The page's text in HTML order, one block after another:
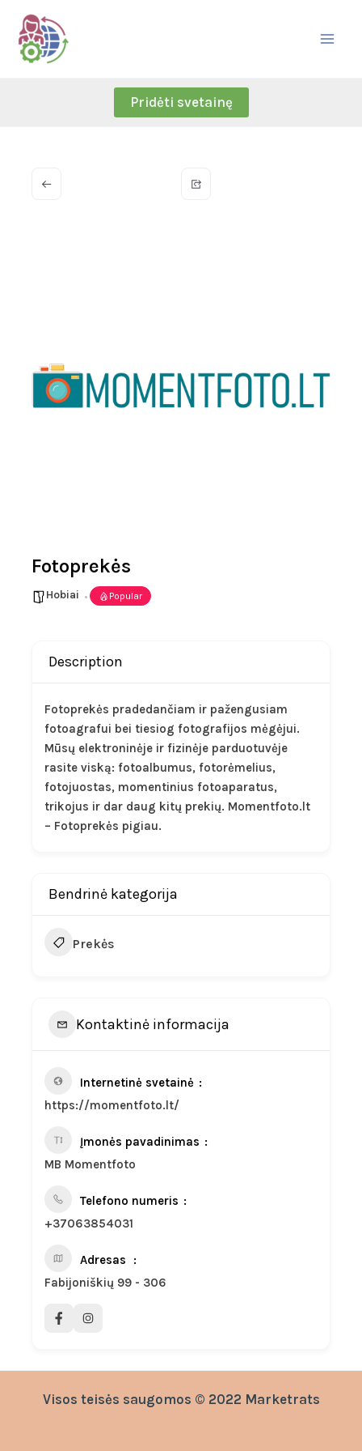
Skip
content
Pridėti svetainę
Fotoprekės
Hobiai Popular
Description
Fotoprekės pradedančiam ir pažengusiam
fotoagrafui bei tiesiog fotografijos mėgėjui.
Mūsų elektroninėje ir fizinėje parduotuvėje
rasite viską: fotoalbumus, fotorėmelius,
fotojuostas, momentinius fotoaparatus,
trikojus ir dar daug kitų prekių. Momentfoto.lt
– Fotoprekės pigiau.
Bendrinė kategorija
Prekės
Kontaktinė informacija
Internetinė svetainė
https://momentfoto.lt/
Įmonės pavadinimas
MB Momentfoto
Telefono numeris
+37063854031
Adresas
Fabijoniškių 99 - 306
Visos teisės saugomos © 2022 Marketrats